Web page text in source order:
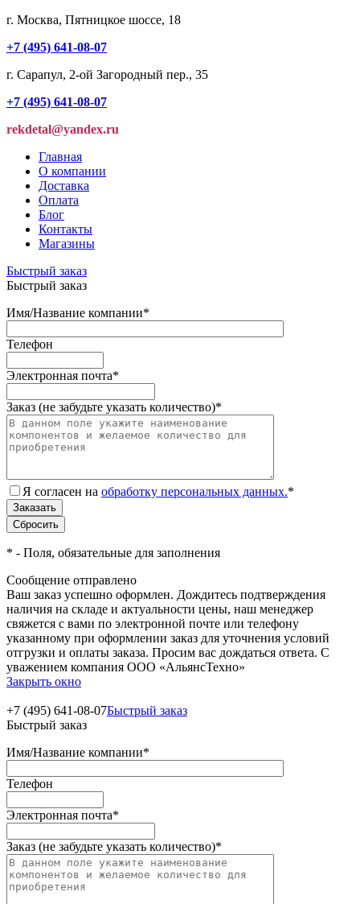
г. Москва, Пятницкое шоссе, 18
+7 (495) 641-08-07
г. Сарапул, 2-ой Загородный пер., 35
+7 (495) 641-08-07
rekdetal@yandex.ru
Главная
О компании
Доставка
Оплата
Блог
Контакты
Магазины
Быстрый заказ
Быстрый заказ
Имя/Название компании*
Телефон
Электронная почта*
Заказ (не забудьте указать количество)*
Я согласен на обработку персональных данных.*
* - Поля, обязательные для заполнения
Сообщение отправлено
Ваш заказ успешно оформлен. Дождитесь подтверждения
наличия на складе и актуальности цены, наш менеджер
свяжется с вами по электронной почте или телефону
указанному при оформлении заказ для уточнения условий
отгрузки и оплаты заказа. Просим вас дождаться ответа. С
уважением компания ООО «АльянсТехно»
Закрыть окно
+7 (495) 641-08-07Быстрый заказ
Быстрый заказ
Имя/Название компании*
Телефон
Электронная почта*
Заказ (не забудьте указать количество)*